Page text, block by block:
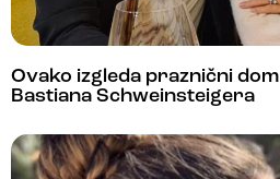
Ovako izgleda praznični
Bastiana Schweinsteigera